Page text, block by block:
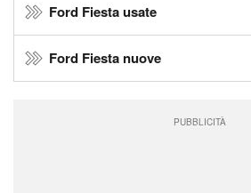
Ford Fiesta usate
Ford Fiesta nuove
PUBBLICITÀ